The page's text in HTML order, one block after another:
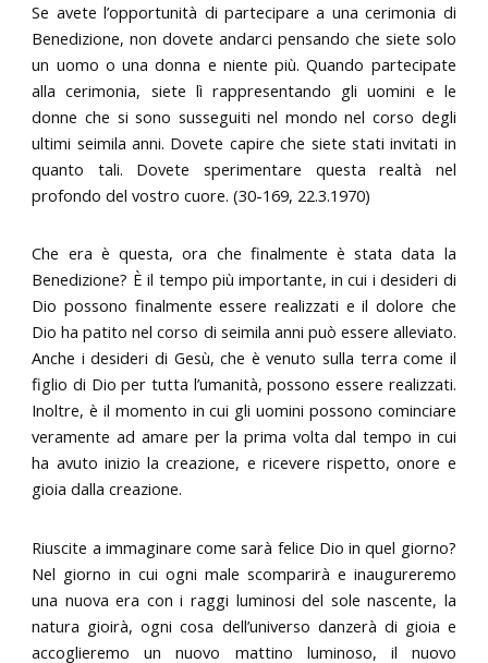
Se avete l’opportunità di partecipare a una cerimonia di
Benedizione, non dovete andarci pensando che siete solo
un uomo o una donna e niente più. Quando partecipate
alla cerimonia, siete lì rappresentando gli uomini e le
donne che si sono susseguiti nel mondo nel corso degli
ultimi seimila anni. Dovete capire che siete stati invitati in
quanto tali. Dovete sperimentare questa realtà nel
profondo del vostro cuore. (30-169, 22.3.1970)
Che era è questa, ora che finalmente è stata data la
Benedizione? È il tempo più importante, in cui i desideri di
Dio possono finalmente essere realizzati e il dolore che
Dio ha patito nel corso di seimila anni può essere alleviato.
Anche i desideri di Gesù, che è venuto sulla terra come il
figlio di Dio per tutta l’umanità, possono essere realizzati.
Inoltre, è il momento in cui gli uomini possono cominciare
veramente ad amare per la prima volta dal tempo in cui
ha avuto inizio la creazione, e ricevere rispetto, onore e
gioia dalla creazione.
Riuscite a immaginare come sarà felice Dio in quel giorno?
Nel giorno in cui ogni male scomparirà e inaugureremo
una nuova era con i raggi luminosi del sole nascente, la
natura gioirà, ogni cosa dell’universo danzerà di gioia e
accoglieremo un nuovo mattino luminoso, il nuovo